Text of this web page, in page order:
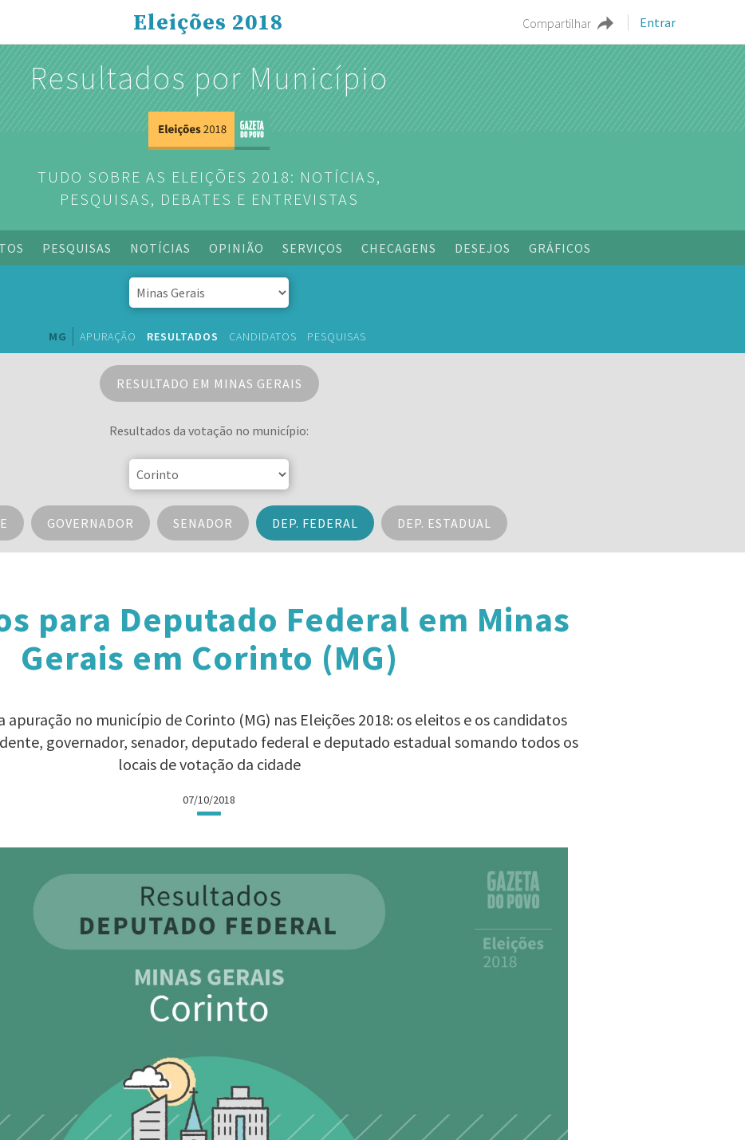
Compartilhar Entrar
Eleições 2018
Resultados por Município
TUDO SOBRE AS ELEIÇÕES 2018: NOTÍCIAS,
PESQUISAS, DEBATES E ENTREVISTAS
PESQUISAS NOTÍCIAS OPINIÃO SERVIÇOS CHECAGENS DESEJOS GRÁFICOS
MG APURAÇÃO RESULTADOS CANDIDATOS PESQUISAS
RESULTADO EM MINAS GERAIS
Resultados da votação no município:
GOVERNADOR SENADOR DEP. FEDERAL DEP. ESTADUAL
para Deputado Federal em Minas
Gerais em Corinto (MG)
apuração no município de Corinto (MG) nas Eleições 2018: os eleitos e os candidatos
governador, senador, deputado federal e deputado estadual somando todos os
locais de votação da cidade
07/10/2018